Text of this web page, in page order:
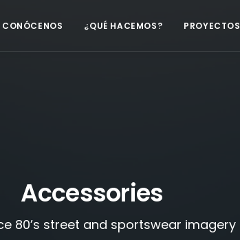
CONÓCENOS ¿QUÉ HACEMOS? PROYECTOS
Accessories
80’s street and sportswear imagery